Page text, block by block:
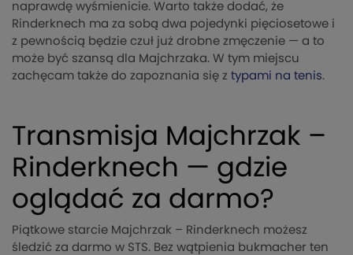
naprawdę wyśmienicie. Warto także dodać, że
Rinderknech ma za sobą dwa pojedynki pięciosetowe i
z pewnością będzie czuł już drobne zmęczenie — a to
może być szansą dla Majchrzaka. W tym miejscu
zachęcam także do zapoznania się z typami na tenis.
Transmisja Majchrzak –
Rinderknech — gdzie
oglądać za darmo?
Piątkowe starcie Majchrzak – Rinderknech możesz
śledzić za darmo w STS. Bez wątpienia bukmacher ten